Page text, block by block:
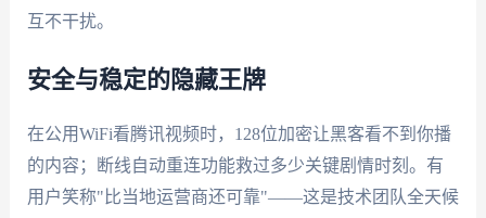
互不干扰。
安全与稳定的隐藏王牌
在公用WiFi看腾讯视频时，128位加密让黑客看不到你播
的内容；断线自动重连功能救过多少关键剧情时刻。有
用户笑称"比当地运营商还可靠"——这是技术团队全天候